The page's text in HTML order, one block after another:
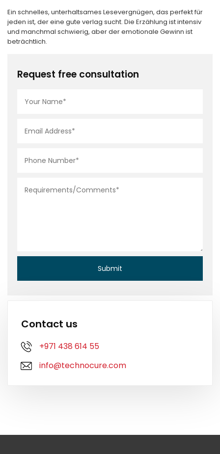
Ein schnelles, unterhaltsames Lesevergnügen, das perfekt für
jeden ist, der eine gute verlag sucht. Die Erzählung ist intensiv
und manchmal schwierig, aber der emotionale Gewinn ist
beträchtlich.
Request free consultation
Contact us
+971 438 614 55
info@technocure.com